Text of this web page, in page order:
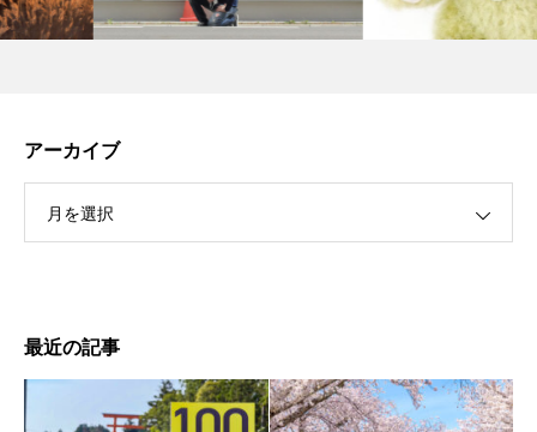
アーカイブ
月を選択
最近の記事